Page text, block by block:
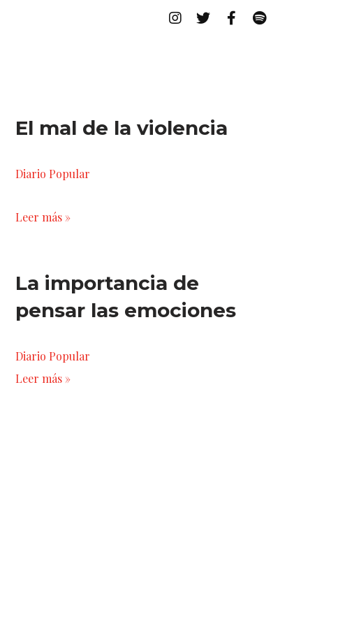
El mal de la violencia
Diario Popular
Leer más »
La importancia de
pensar las emociones
Diario Popular
Leer más »